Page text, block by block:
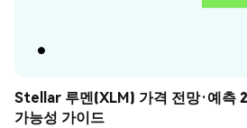
Stellar 루멘(XLM) 가격 전망·예측
가능성 가이드